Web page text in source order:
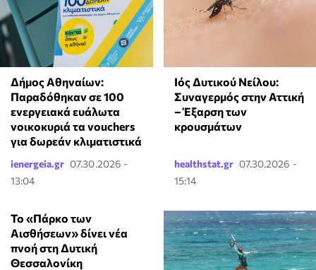
Δήμος Αθηναίων:
Παραδόθηκαν σε 100
ενεργειακά ευάλωτα
νοικοκυριά τα vouchers
για δωρεάν κλιματιστικά
ienergeia.gr 07.30.2026 -
13:04
Ιός Δυτικού Νείλου:
Συναγερμός στην Αττική
– Έξαρση των
κρουσμάτων
healthstat.gr 07.30.2026 -
15:14
Το «Πάρκο των
Αισθήσεων» δίνει νέα
πνοή στη Δυτική
Θεσσαλονίκη